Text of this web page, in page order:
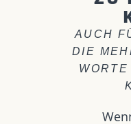
AUCH
DIE